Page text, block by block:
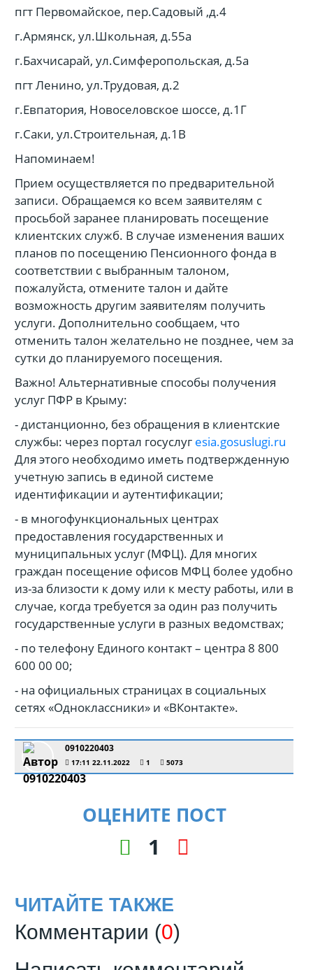
пгт Первомайское, пер.Садовый ,д.4
г.Армянск, ул.Школьная, д.55а
г.Бахчисарай, ул.Симферопольская, д.5а
пгт Ленино, ул.Трудовая, д.2
г.Евпатория, Новоселовское шоссе, д.1Г
г.Саки, ул.Строительная, д.1В
Напоминаем!
Прием осуществляется по предварительной
записи. Обращаемся ко всем заявителям с
просьбой заранее планировать посещение
клиентских служб. В случае изменения ваших
планов по посещению Пенсионного фонда в
соответствии с выбранным талоном,
пожалуйста, отмените талон и дайте
возможность другим заявителям получить
услуги. Дополнительно сообщаем, что
отменить талон желательно не позднее, чем за
сутки до планируемого посещения.
Важно! Альтернативные способы получения
услуг ПФР в Крыму:
- дистанционно, без обращения в клиентские
службы: через портал госуслуг esia.gosuslugi.ru
Для этого необходимо иметь подтвержденную
учетную запись в единой системе
идентификации и аутентификации;
- в многофункциональных центрах
предоставления государственных и
муниципальных услуг (МФЦ). Для многих
граждан посещение офисов МФЦ более удобно
из-за близости к дому или к месту работы, или в
случае, когда требуется за один раз получить
государственные услуги в разных ведомствах;
- по телефону Единого контакт – центра 8 800
600 00 00;
- на официальных страницах в социальных
сетях «Одноклассники» и «ВКонтакте».
0910220403
17:11 22.11.2022 1 5073
ОЦЕНИТЕ ПОСТ
1
ЧИТАЙТЕ ТАКЖЕ
Комментарии (0)